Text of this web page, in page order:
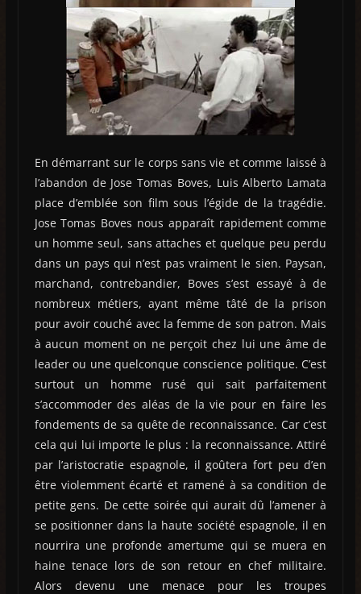
En démarrant sur le corps sans vie et comme laissé à
l’abandon de Jose Tomas Boves, Luis Alberto Lamata
place d’emblée son film sous l’égide de la tragédie.
Jose Tomas Boves nous apparaît rapidement comme
un homme seul, sans attaches et quelque peu perdu
dans un pays qui n’est pas vraiment le sien. Paysan,
marchand, contrebandier, Boves s’est essayé à de
nombreux métiers, ayant même tâté de la prison
pour avoir couché avec la femme de son patron. Mais
à aucun moment on ne perçoit chez lui une âme de
leader ou une quelconque conscience politique. C’est
surtout un homme rusé qui sait parfaitement
s’accommoder des aléas de la vie pour en faire les
fondements de sa quête de reconnaissance. Car c’est
cela qui lui importe le plus : la reconnaissance. Attiré
par l’aristocratie espagnole, il goûtera fort peu d’en
être violemment écarté et ramené à sa condition de
petite gens. De cette soirée qui aurait dû l’amener à
se positionner dans la haute société espagnole, il en
nourrira une profonde amertume qui se muera en
haine tenace lors de son retour en chef militaire.
Alors devenu une menace pour les troupes